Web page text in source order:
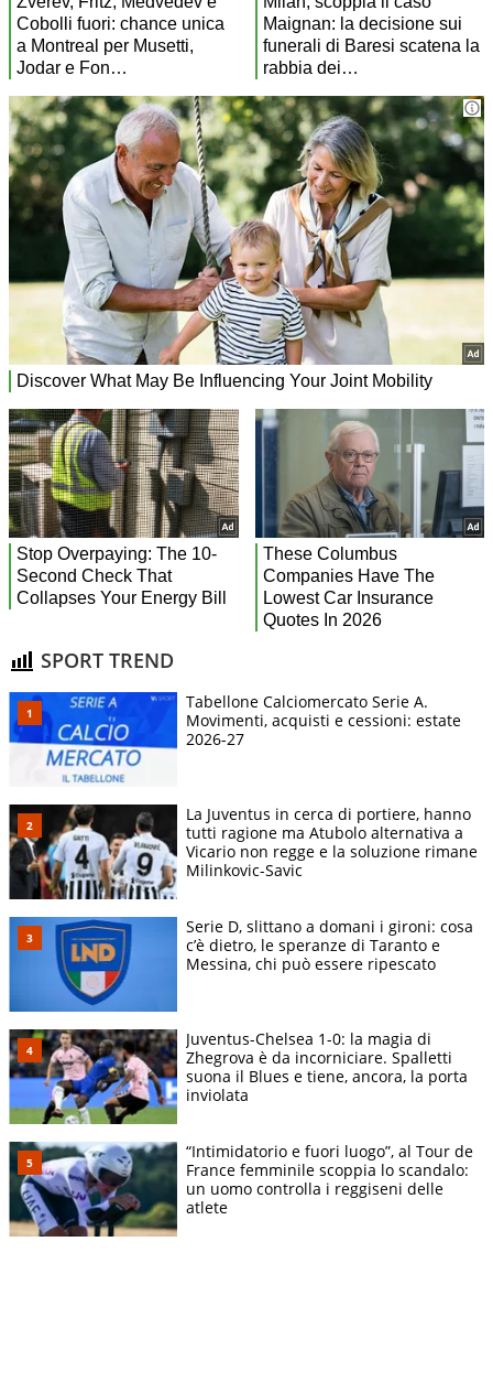
SPORT TREND
Tabellone Calciomercato Serie A.
Movimenti, acquisti e cessioni: estate
2026-27
La Juventus in cerca di portiere, hanno
tutti ragione ma Atubolo alternativa a
Vicario non regge e la soluzione rimane
Milinkovic-Savic
Serie D, slittano a domani i gironi: cosa
c’è dietro, le speranze di Taranto e
Messina, chi può essere ripescato
Juventus-Chelsea 1-0: la magia di
Zhegrova è da incorniciare. Spalletti
suona il Blues e tiene, ancora, la porta
inviolata
“Intimidatorio e fuori luogo”, al Tour de
France femminile scoppia lo scandalo:
un uomo controlla i reggiseni delle
atlete